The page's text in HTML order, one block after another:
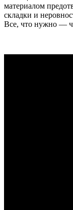
материалом
складки и
Все, что нужно —